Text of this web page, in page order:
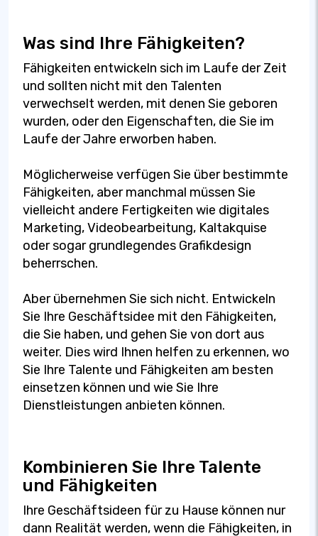
Was sind Ihre Fähigkeiten?
Fähigkeiten entwickeln sich im Laufe der Zeit
und sollten nicht mit den Talenten
verwechselt werden, mit denen Sie geboren
wurden, oder den Eigenschaften, die Sie im
Laufe der Jahre erworben haben.
Möglicherweise verfügen Sie über bestimmte
Fähigkeiten, aber manchmal müssen Sie
vielleicht andere Fertigkeiten wie digitales
Marketing, Videobearbeitung, Kaltakquise
oder sogar grundlegendes Grafikdesign
beherrschen.
Aber übernehmen Sie sich nicht. Entwickeln
Sie Ihre Geschäftsidee mit den Fähigkeiten,
die Sie haben, und gehen Sie von dort aus
weiter. Dies wird Ihnen helfen zu erkennen, wo
Sie Ihre Talente und Fähigkeiten am besten
einsetzen können und wie Sie Ihre
Dienstleistungen anbieten können.
Kombinieren Sie Ihre Talente
und Fähigkeiten
Ihre Geschäftsideen für zu Hause können nur
dann Realität werden, wenn die Fähigkeiten, in